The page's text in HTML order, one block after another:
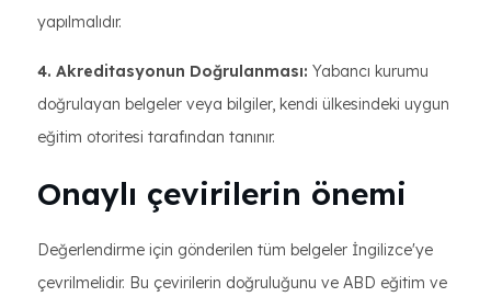
yapılmalıdır.
4. Akreditasyonun Doğrulanması: Yabancı kurumu
doğrulayan belgeler veya bilgiler, kendi ülkesindeki uygun
eğitim otoritesi tarafından tanınır.
Onaylı çevirilerin önemi
Değerlendirme için gönderilen tüm belgeler İngilizce'ye
çevrilmelidir. Bu çevirilerin doğruluğunu ve ABD eğitim ve